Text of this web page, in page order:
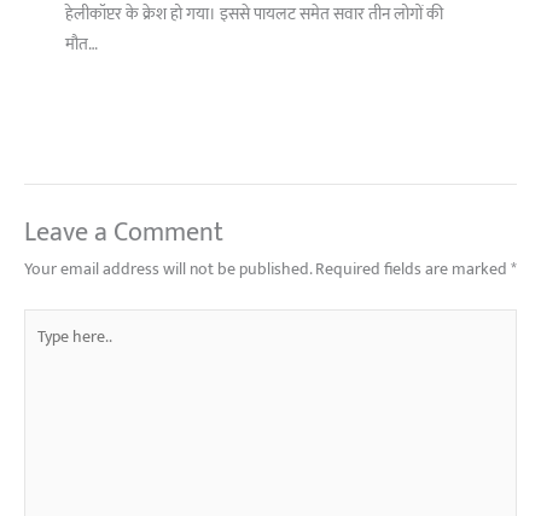
हेलीकॉप्टर के क्रेश हो गया। इससे पायलट समेत सवार तीन लोगों की
मौत…
Leave a Comment
Your email address will not be published.Required fields are marked*
here..